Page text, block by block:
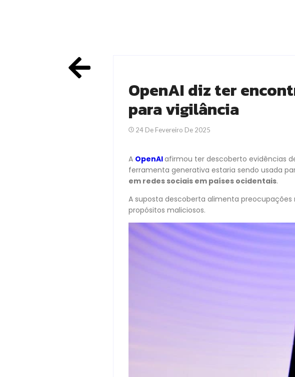
OpenAI diz ter
para vigilância
24 De Fevereiro De 2025
A OpenAIafirmou ter descoberto evidências
ferramenta generativa estaria sendo usada
em redes sociais em países ocidentais.
A suposta descoberta alimenta
propósitos maliciosos.